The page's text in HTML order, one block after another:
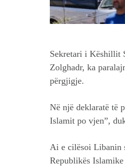
Sekretari i Këshillit
Zolghadr, ka
përgjigje.
Në një deklaratë të
Islamit po vjen”,
Ai e cilësoi Libanin
Republikës